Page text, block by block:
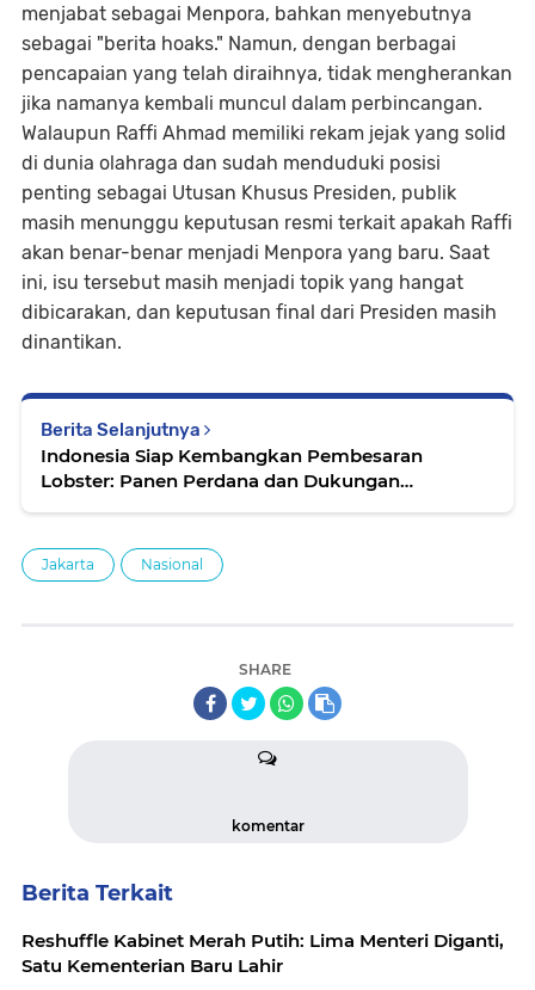
menjabat sebagai Menpora, bahkan menyebutnya
sebagai "berita hoaks." Namun, dengan berbagai
pencapaian yang telah diraihnya, tidak mengherankan
jika namanya kembali muncul dalam perbincangan.
Walaupun Raffi Ahmad memiliki rekam jejak yang solid
di dunia olahraga dan sudah menduduki posisi
penting sebagai Utusan Khusus Presiden, publik
masih menunggu keputusan resmi terkait apakah Raffi
akan benar-benar menjadi Menpora yang baru. Saat
ini, isu tersebut masih menjadi topik yang hangat
dibicarakan, dan keputusan final dari Presiden masih
dinantikan.
Berita Selanjutnya
Indonesia Siap Kembangkan Pembesaran
Lobster: Panen Perdana dan Dukungan
Jakarta Nasional
SHARE
komentar
Berita Terkait
Reshuffle Kabinet Merah Putih: Lima Menteri Diganti,
Satu Kementerian Baru Lahir